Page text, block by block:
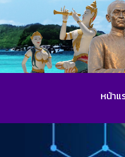
หน้าแ